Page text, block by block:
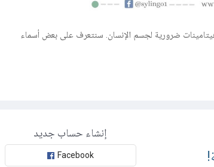
وفيتامينات ضرورية لجسم الإنسان. سنتعرف على بعض أسماء
إنشاء حساب جديد
Facebook